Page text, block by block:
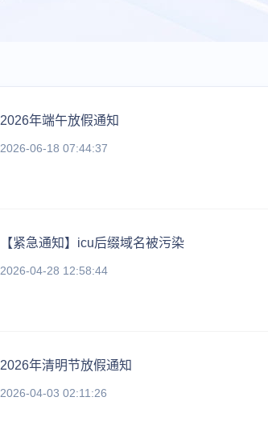
2026年端午放假通知
2026-06-18 07:44:37
【紧急通知】icu后缀域名被污染
2026-04-28 12:58:44
2026年清明节放假通知
2026-04-03 02:11:26